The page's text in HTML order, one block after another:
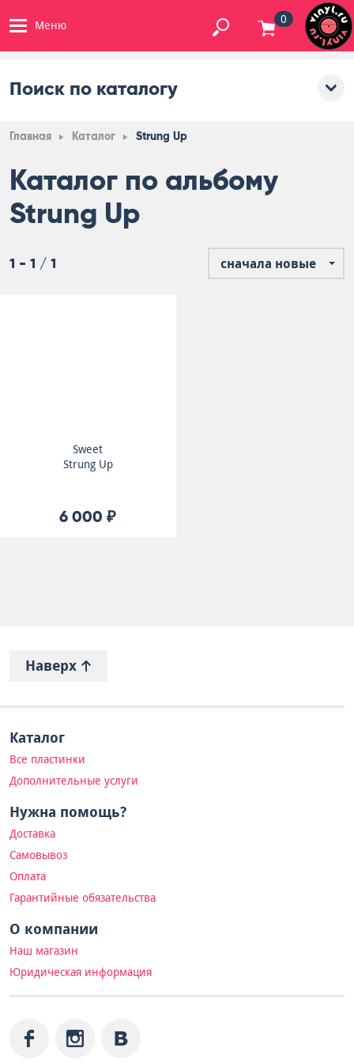
Меню 0
Поиск по каталогу
Главная Каталог Strung Up
Каталог по альбому
Strung Up
1 - 1 / 1 сначала новые
Sweet
Strung Up
6 000 ₽
Наверх
Каталог
Все пластинки
Дополнительные услуги
Нужна помощь?
Доставка
Самовывоз
Оплата
Гарантийные обязательства
О компании
Наш магазин
Юридическая информация